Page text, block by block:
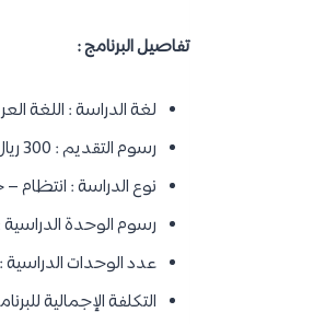
تفاصيل البرنامج :
لغة الدراسة : اللغة
رسوم التقديم : 300 ريال (غير مستردة).
نوع الدراسة : انتظام
رسوم الوحدة الدراسية : 1,700
عدد الوحدات الدراسية : 48
التكلفة الإجمالية للبرنامج : 81,600